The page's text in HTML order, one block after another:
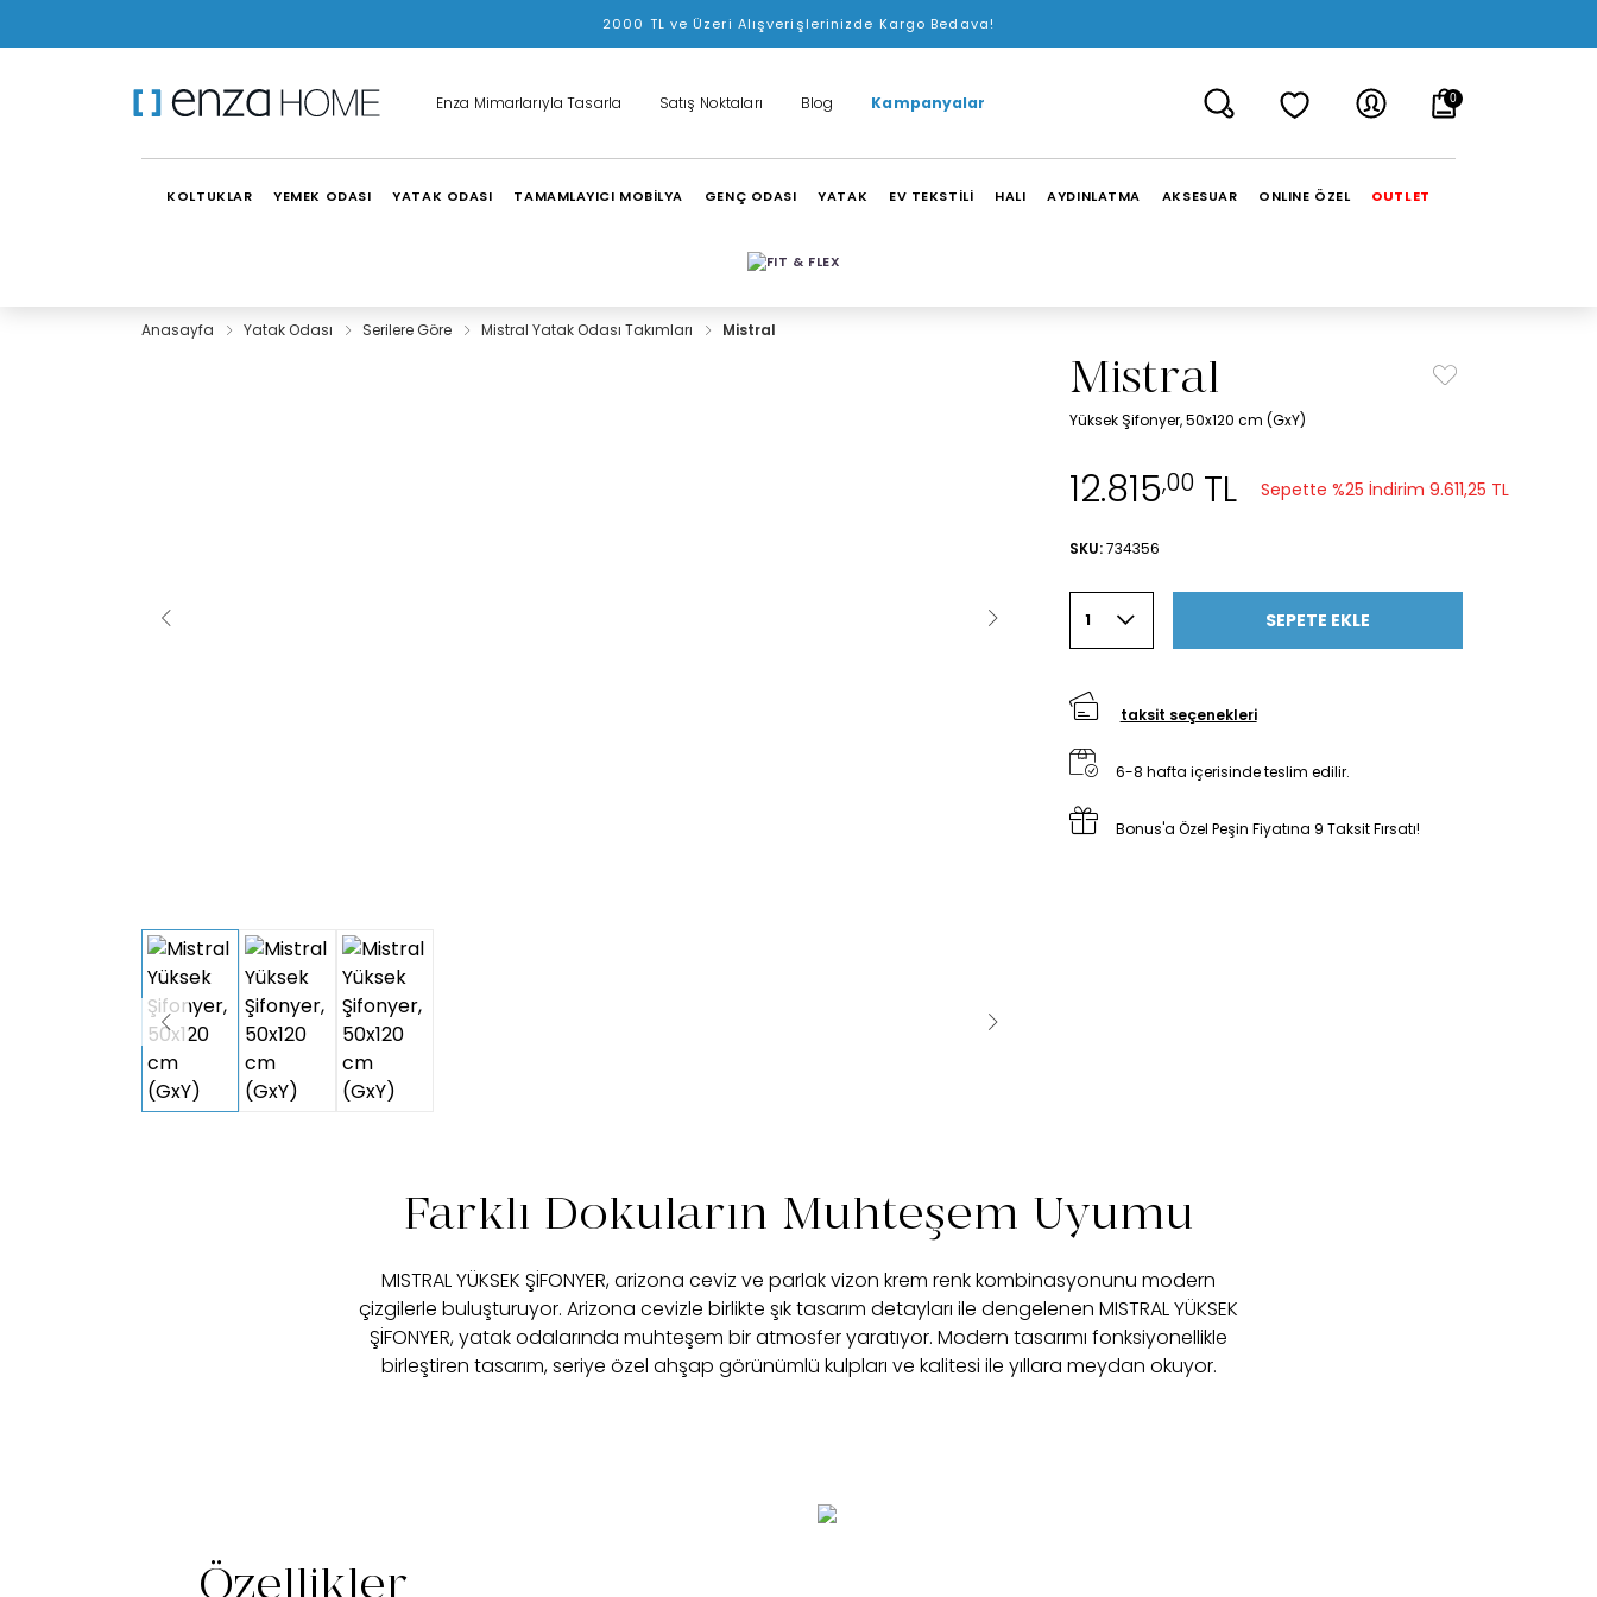
2000 TL ve Üzeri Alışverişlerinizde Kargo Bedava!
Enza Mimarlarıyla Tasarla Satış Noktaları Blog Kampanyalar 0
KOLTUKLAR YEMEK ODASI YATAK ODASI TAMAMLAYICI MOBİLYA GENÇ ODASI YATAK EV TEKSTİLİ HALI AYDINLATMA AKSESUAR ONLINE ÖZEL OUTLET
Anasayfa Yatak Odası Serilere Göre Mistral Yatak Odası Takımları Mistral
Mistral
Yüksek Şifonyer, 50x120 cm (GxY)
12.815,00TL Sepette %25 İndirim 9.611,25 TL
SKU: 734356
1 SEPETE EKLE
taksit seçenekleri
6-8 hafta içerisinde teslim edilir.
Bonus'a Özel Peşin Fiyatına 9 Taksit Fırsatı!
Farklı Dokuların Muhteşem Uyumu
MISTRAL YÜKSEK ŞİFONYER, arizona ceviz ve parlak vizon krem renk kombinasyonunu modern
çizgilerle buluşturuyor. Arizona cevizle birlikte şık tasarım detayları ile dengelenen MISTRAL YÜKSEK
ŞİFONYER, yatak odalarında muhteşem bir atmosfer yaratıyor. Modern tasarımı fonksiyonellikle
birleştiren tasarım, seriye özel ahşap görünümlü kulpları ve kalitesi ile yıllara meydan okuyor.
Özellikler